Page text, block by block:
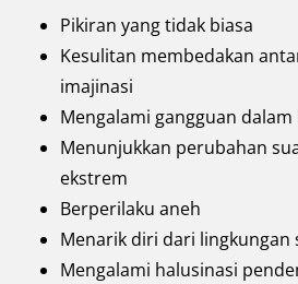
Pikiran yang tidak biasa
Kesulitan membedakan
imajinasi
Mengalami gangguan
Menunjukkan perubahan
ekstrem
Berperilaku aneh
Menarik diri dari lingkungan
Mengalami halusinasi